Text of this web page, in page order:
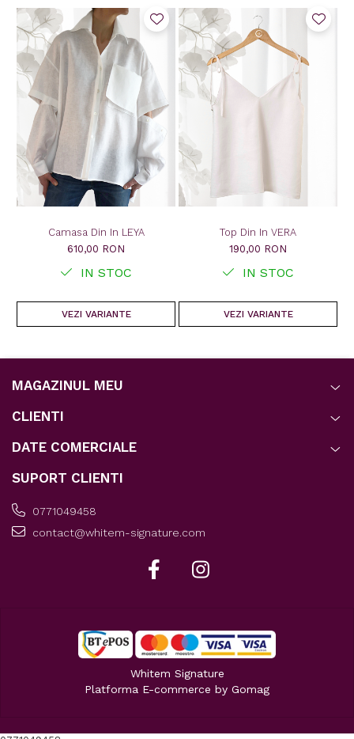
Camasa Din In LEYA
610,00 RON
IN STOC
VEZI VARIANTE
Top Din In VERA
190,00 RON
IN STOC
VEZI VARIANTE
MAGAZINUL MEU
CLIENTI
DATE COMERCIALE
SUPORT CLIENTI
0771049458
contact@whitem-signature.com
Whitem Signature
Platforma E-commerce by Gomag